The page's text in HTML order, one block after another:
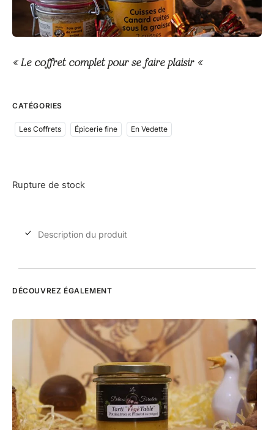
DÉCOUVREZ ÉGALEMENT
« Le coffret complet pour se faire plaisir «
CATÉGORIES
Les Coffrets Épicerie fine En Vedette
Rupture de stock
Description du produit